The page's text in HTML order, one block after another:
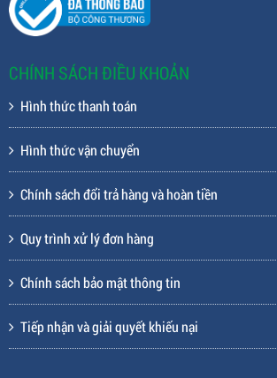
CHÍNH SÁCH ĐIỀU KHOẢN
Hình thức thanh toán
Hình thức vận chuyển
Chính sách đổi trả hàng và hoàn tiền
Quy trình xử lý đơn hàng
Chính sách bảo mật thông tin
Tiếp nhận và giải quyết khiếu nại